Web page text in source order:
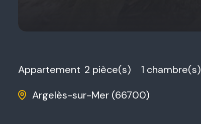
Appartement 2 pièce(s) 1 chambre(s)
Argelès-sur-Mer (66700)